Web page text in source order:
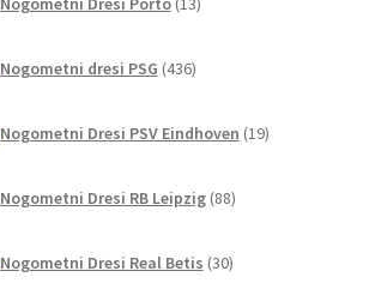
izdelkov
Nogometni dresi PSG 436izdelkov
Nogometni Dresi PSV Eindhoven 19izdelkov
Nogometni Dresi RB Leipzig 88izdelkov
Nogometni Dresi Real Betis 30izdelkov